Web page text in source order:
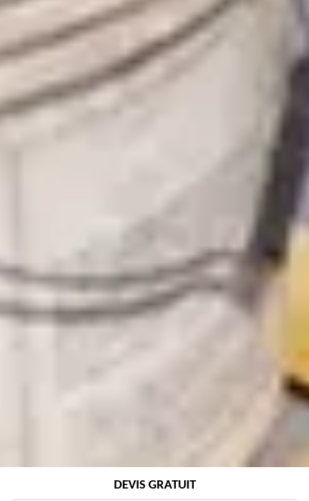
DEVIS GRATUIT